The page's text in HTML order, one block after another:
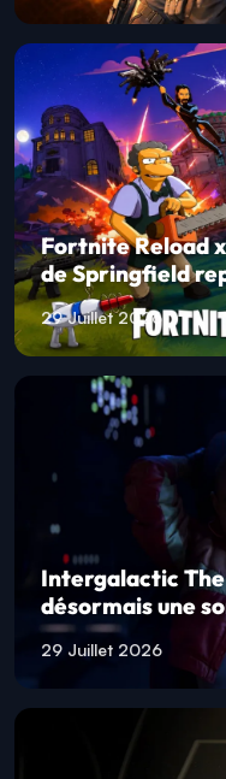
Fortnite Reload
de Springfield
29 Juillet 2026
Intergalactic
désormais une
29 Juillet 2026